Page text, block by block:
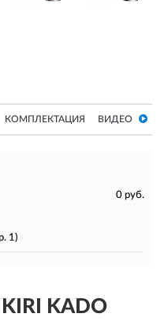
КОМПЛЕКТАЦИЯ ВИДЕО
0 руб.
1)
KADO